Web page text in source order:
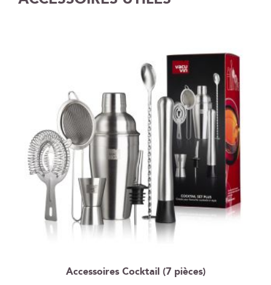
Accessoires Cocktail (7 pièces)